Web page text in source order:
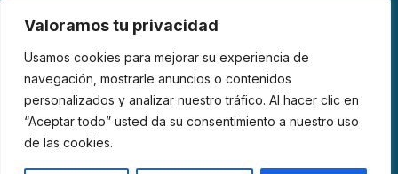
Valoramos tu privacidad
Usamos cookies para mejorar su experiencia de
navegación, mostrarle anuncios o contenidos
personalizados y analizar nuestro tráfico. Al hacer clic en
“Aceptar todo” usted da su consentimiento a nuestro uso
de las cookies.
© 2026 AFIBROM. Todos los derechos reservados.